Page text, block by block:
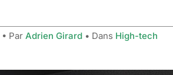
• Par Adrien Girard • Dans High-tech